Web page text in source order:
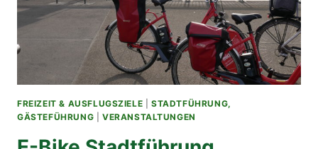
FREIZEIT & AUSFLUGSZIELE |STADTFÜHRUNG,
GÄSTEFÜHRUNG
VERANSTALTUNGEN